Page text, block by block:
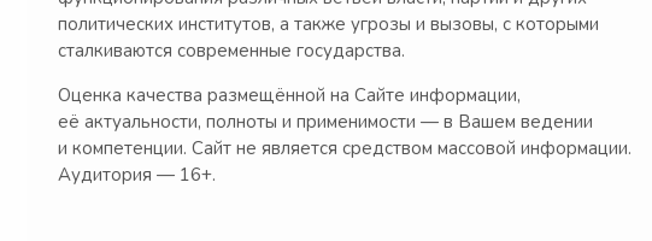
политических институтов, а также угрозы и вызовы, с которыми
сталкиваются современные государства.
Оценка качества размещённой на Сайте информации,
её актуальности, полноты и применимости — в Вашем ведении
и компетенции. Сайт не является средством массовой информации.
Аудитория — 16+.